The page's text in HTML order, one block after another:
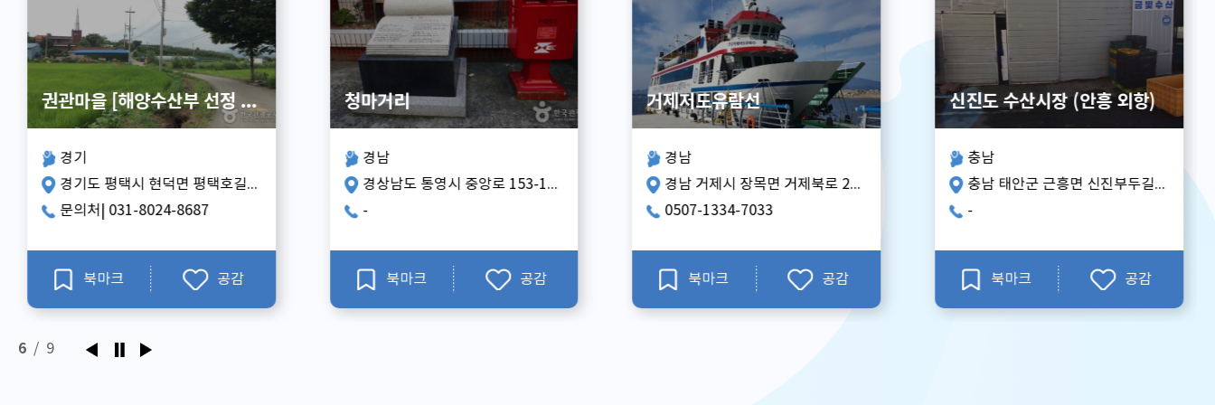
청마거리
지역:
경남
주소:
경상남도 통영시 중앙로 153-10 (문화동)
전화:
-
북마크 공감
거제저도유람선
지역:
경남
주소:
경남 거제시 장목면 거제북로 2633-15
전화:
0507-1334-7033
북마크 공감
신진도 수산시장 (안흥 외항)
지역:
충남
주소:
충남 태안군 근흥면 신진부두길 36
전화:
-
북마크 공감
신양섭지 해수욕장
지역:
제주
주소:
제주특별자치도 서귀포시 성산읍 섭지코지로 88 (샤워,탈의장)
전화:
064-760-4990
북마크 공감
7 / 9